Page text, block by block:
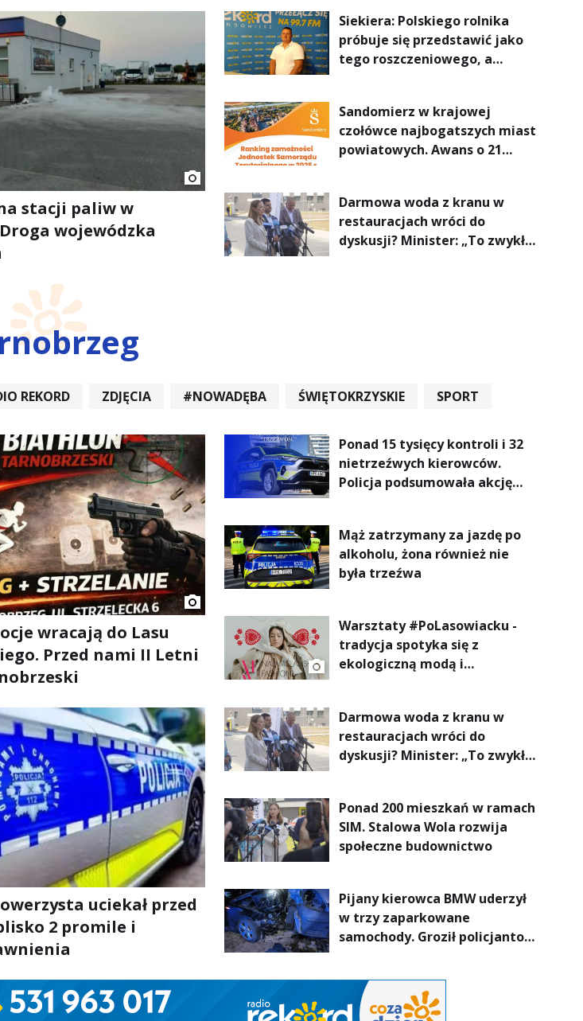
stacji paliw w
wojewódzka
Siekiera: Polskiego rolnika
próbuje się przedstawić jako
tego roszczeniowego, a
Sandomierz w krajowej
czołówce najbogatszych miast
powiatowych. Awans o 21
Darmowa woda z kranu w
restauracjach wróci do
dyskusji? Minister: „To zwykła
REKORD ZDJĘCIA #NOWADĘBA ŚWIĘTOKRZYSKIE
SPORT
wracają do Lasu
Przed nami II Letni
uciekał przed
2 promile i
Ponad 15 tysięcy kontroli i 32
nietrzeźwych kierowców.
Policja podsumowała akcję
Mąż zatrzymany za jazdę po
alkoholu, żona również nie
była trzeźwa
Warsztaty #PoLasowiacku -
tradycja spotyka się z
ekologiczną modą i
Darmowa woda z kranu w
restauracjach wróci do
dyskusji? Minister: „To zwykła
Ponad 200 mieszkań w ramach
SIM. Stalowa Wola rozwija
społeczne budownictwo
Pijany kierowca BMW uderzył
w trzy zaparkowane
samochody. Groził policjantom